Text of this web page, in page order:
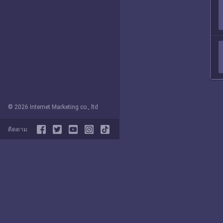
© 2026 Internet Marketing co., ltd
ติดตาม